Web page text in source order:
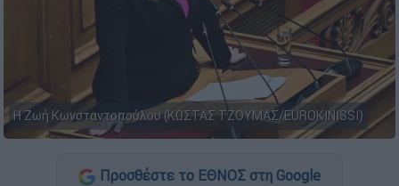
Η Ζωή Κωνσταντοπούλου (ΚΩΣΤΑΣ ΤΖΟΥΜΑΣ/EUROKINISSI)
Προσθέστε το ΕΘΝΟΣ στη Google